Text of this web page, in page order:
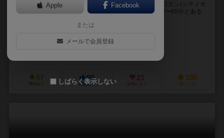
古代文明ボードゲームに、また新しい風。 「テオティワカン(シティオ
ブゴッズ)」の弟分とも言えるゲームが登場！ 時間は45〜60分とある
チュイ・デ・レオン（Chuy de Leon）
マルディタ ゲームズ（Maldito
57
興味あり
98
経験あり
21
お気に入り
100
持ってる
Apple Facebook
または
メールで会員登録
しばらく表示しない